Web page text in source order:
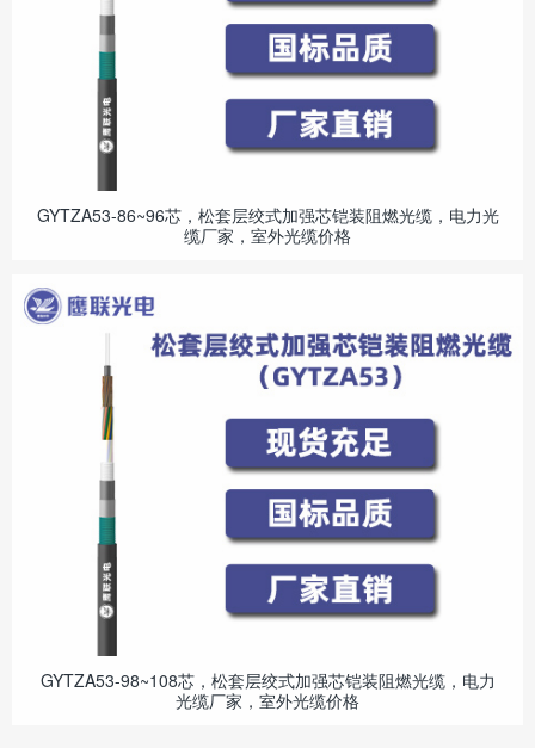
GYTZA53-86~96芯，松套层绞式加强芯铠装阻燃光缆，电力光
缆厂家，室外光缆价格
GYTZA53-98~108芯，松套层绞式加强芯铠装阻燃光缆，电力
光缆厂家，室外光缆价格